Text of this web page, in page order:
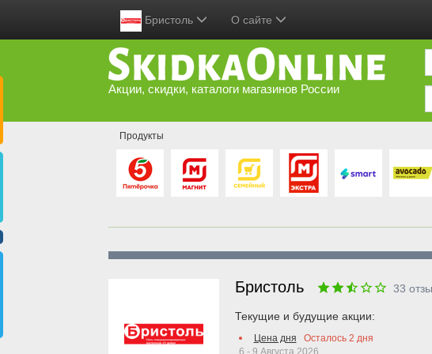
Бристоль О сайте
Акции, скидки, каталоги магазинов России
Продукты
Бристоль 33
Текущие и будущие акции:
Цена дня Осталось 2 дня
6 - 9 Августа 2026